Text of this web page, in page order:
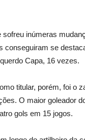
inúmeras
conseguiram se
Capa, 16 vezes.
titular, porém, foi o
O maior goleador
gols em 15 jogos.